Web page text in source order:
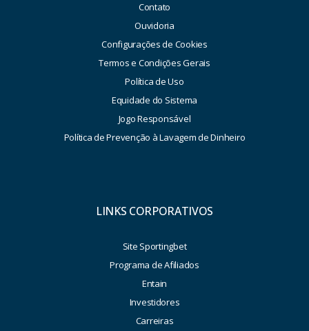
Contato
Ouvidoria
Configurações de Cookies
Termos e Condições Gerais
Política de Uso
Equidade do Sistema
Jogo Responsável
Política de Prevenção à Lavagem de Dinheiro
LINKS CORPORATIVOS
Site Sportingbet
Programa de Afiliados
Entain
Investidores
Carreiras